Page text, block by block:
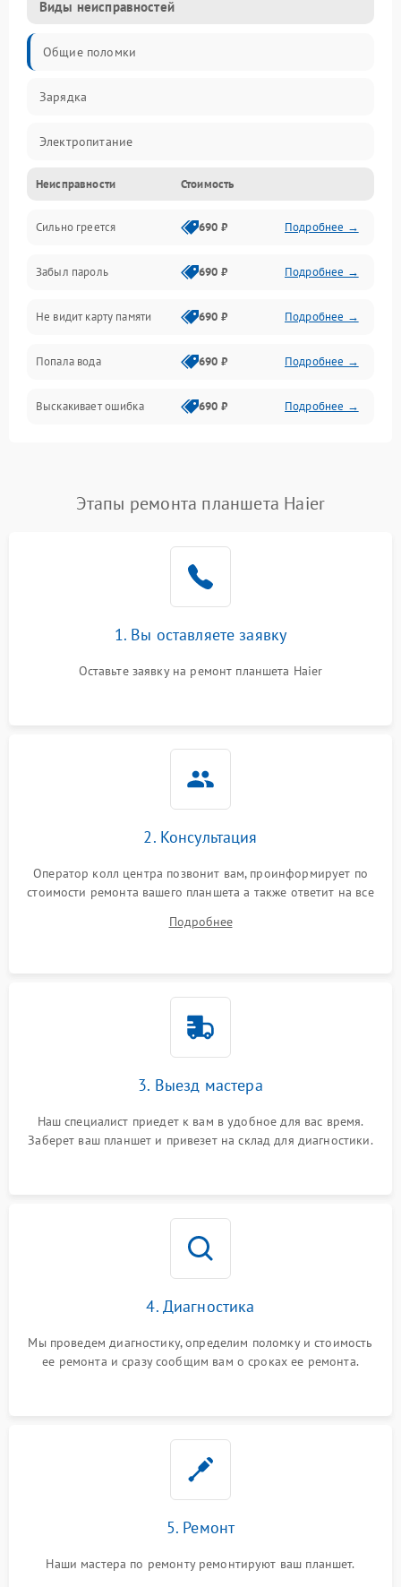
Виды неисправностей
Общие поломки
Зарядка
Электропитание
Экран и изображение
Дисплей
Экран (дисплей)
Связь
Разговор (микрофон, динамик)
Перегрев и нестабильная работа
Сеть и интернет
Память и данные
Режим работы
Питание и аккумулятор
Неисправности Стоимость
Сильно греется 690 ₽ Подробнее →
Забыл пароль 690 ₽ Подробнее →
Не видит карту памяти 690 ₽ Подробнее →
Попала вода 690 ₽ Подробнее →
Выскакивает ошибка 690 ₽ Подробнее →
Этапы ремонта планшета Haier
1. Вы оставляете заявку
Оставьте заявку на ремонт планшета Haier
2. Консультация
Оператор колл центра позвонит вам, проинформирует по
стоимости ремонта вашего планшета а также ответит на все
Подробнее
3. Выезд мастера
Наш специалист приедет к вам в удобное для вас время.
Заберет ваш планшет и привезет на склад для диагностики.
4. Диагностика
Мы проведем диагностику, определим поломку и стоимость
ее ремонта и сразу сообщим вам о сроках ее ремонта.
5. Ремонт
Наши мастера по ремонту ремонтируют ваш планшет.